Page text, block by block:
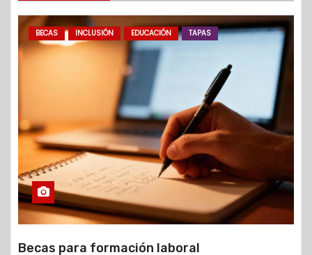
BECAS INCLUSIÓN EDUCACIÓN TAPAS
Becas para formación laboral